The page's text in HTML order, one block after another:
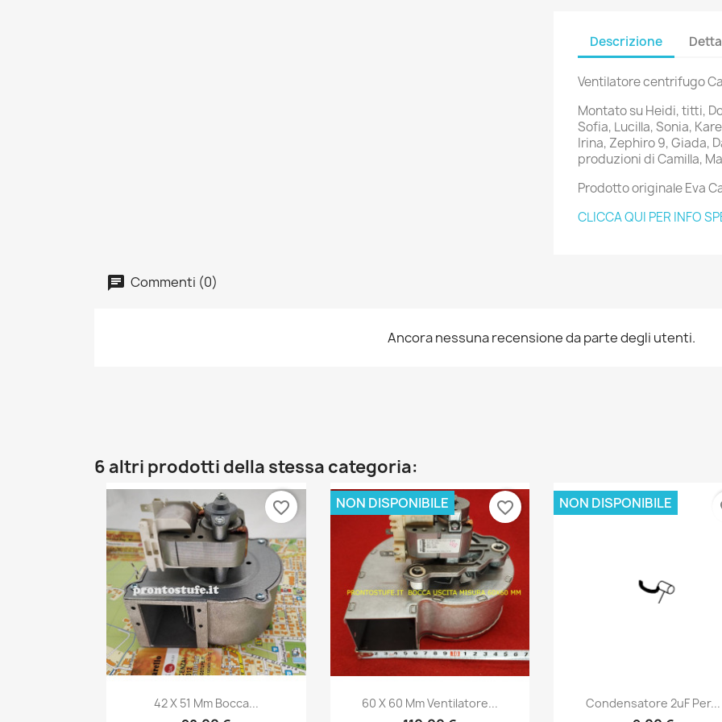
Descrizione
Ventilatore centrifugo
Montato su Heidi, titti,
Sofia, Lucilla, Sonia,
Irina, Zephiro 9, Giada,
produzioni di Camilla,
Prodotto originale Eva
CLICCA QUI PER INFO
Commenti (0)
Ancora nessuna recensione da parte degli utenti.
6 altri prodotti della stessa categoria:
Anteprima
42 X 51 Mm Bocca...
favorite_border
 Anteprima
60 X 60 Mm Ventilatore...
NON DISPONIBILE favorite_border
Anteprima
Condensatore 2uF Per...
NON DISPONIBILE